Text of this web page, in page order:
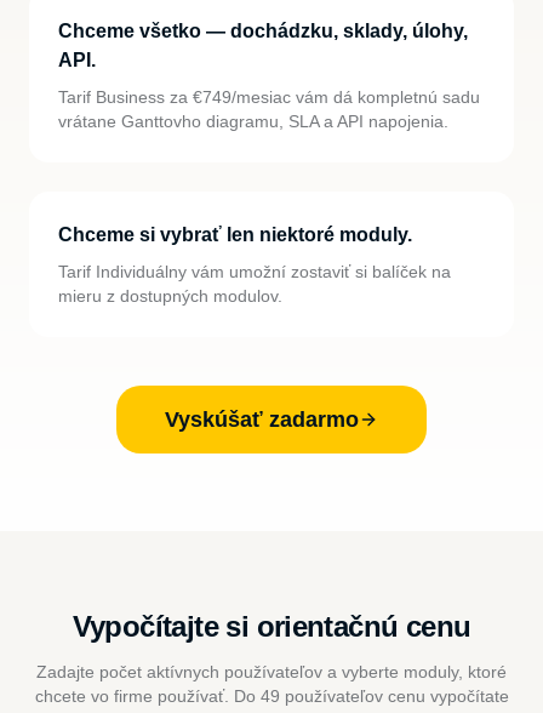
Chceme všetko — dochádzku, sklady, úlohy,
API.
Tarif Business za €749/mesiac vám dá kompletnú sadu
vrátane Ganttovho diagramu, SLA a API napojenia.
Chceme si vybrať len niektoré moduly.
Tarif Individuálny vám umožní zostaviť si balíček na
mieru z dostupných modulov.
Vyskúšať zadarmo
Vypočítajte si orientačnú cenu
Zadajte počet aktívnych používateľov a vyberte moduly, ktoré
chcete vo firme používať. Do 49 používateľov cenu vypočítate